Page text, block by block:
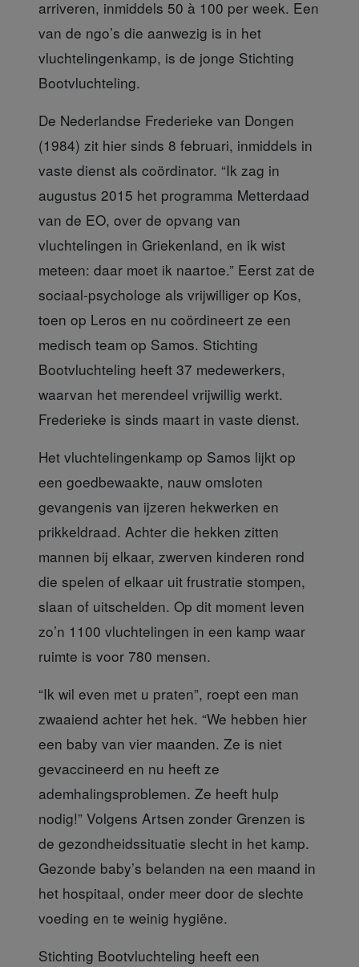
arriveren, inmiddels 50 à 100 per week. Een
van de ngo’s die aanwezig is in het
vluchtelingenkamp, is de jonge Stichting
Bootvluchteling.
De Nederlandse Frederieke van Dongen
(1984) zit hier sinds 8 februari, inmiddels in
vaste dienst als coördinator. “Ik zag in
augustus 2015 het programma Metterdaad
van de EO, over de opvang van
vluchtelingen in Griekenland, en ik wist
meteen: daar moet ik naartoe.” Eerst zat de
sociaal-psychologe als vrijwilliger op Kos,
toen op Leros en nu coördineert ze een
medisch team op Samos. Stichting
Bootvluchteling heeft 37 medewerkers,
waarvan het merendeel vrijwillig werkt.
Frederieke is sinds maart in vaste dienst.
Het vluchtelingenkamp op Samos lijkt op
een goedbewaakte, nauw omsloten
gevangenis van ijzeren hekwerken en
prikkeldraad. Achter die hekken zitten
mannen bij elkaar, zwerven kinderen rond
die spelen of elkaar uit frustratie stompen,
slaan of uitschelden. Op dit moment leven
zo’n 1100 vluchtelingen in een kamp waar
ruimte is voor 780 mensen.
“Ik wil even met u praten”, roept een man
zwaaiend achter het hek. “We hebben hier
een baby van vier maanden. Ze is niet
gevaccineerd en nu heeft ze
ademhalingsproblemen. Ze heeft hulp
nodig!” Volgens Artsen zonder Grenzen is
de gezondheidssituatie slecht in het kamp.
Gezonde baby’s belanden na een maand in
het hospitaal, onder meer door de slechte
voeding en te weinig hygiëne.
Stichting Bootvluchteling heeft een